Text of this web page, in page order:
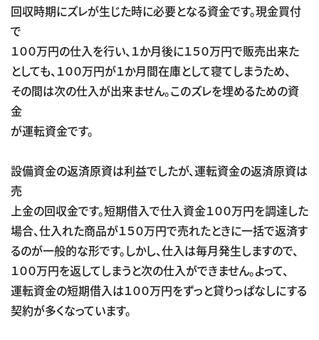
回収時期にズレが生じた時に必要となる資金です。現金買付
で
１００万円の仕入を行い、１か月後に１５０万円で販売出来た
としても、１００万円が１か月間在庫として寝てしまうため、
その間は次の仕入が出来ません。このズレを埋めるための資
金
が運転資金です。
設備資金の返済原資は利益でしたが、運転資金の返済原資は
売
上金の回収金です。短期借入で仕入資金１００万円を調達した
場合、仕入れた商品が１５０万円で売れたときに一括で返済す
るのが一般的な形です。しかし、仕入は毎月発生しますので、
１００万円を返してしまうと次の仕入ができません。よって、
運転資金の短期借入は１００万円をずっと貸りっぱなしにする
契約が多くなっています。